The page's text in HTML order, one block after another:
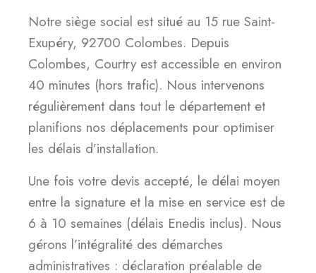
Notre siège social est situé au 15 rue Saint-
Exupéry, 92700 Colombes. Depuis
Colombes, Courtry est accessible en environ
40 minutes (hors trafic). Nous intervenons
régulièrement dans tout le département et
planifions nos déplacements pour optimiser
les délais d’installation.
Une fois votre devis accepté, le délai moyen
entre la signature et la mise en service est de
6 à 10 semaines (délais Enedis inclus). Nous
gérons l’intégralité des démarches
administratives : déclaration préalable de